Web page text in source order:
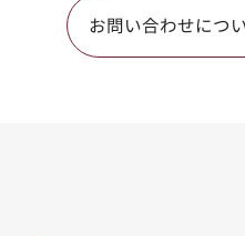
お問い合わせにつ